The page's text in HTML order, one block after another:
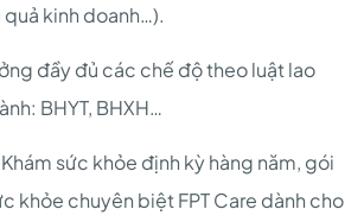
kinh doanh…).
đầy đủ các chế độ theo luật lao
BHYT, BHXH…
sức khỏe định kỳ hàng năm, gói
khỏe chuyên biệt FPT Care dành cho